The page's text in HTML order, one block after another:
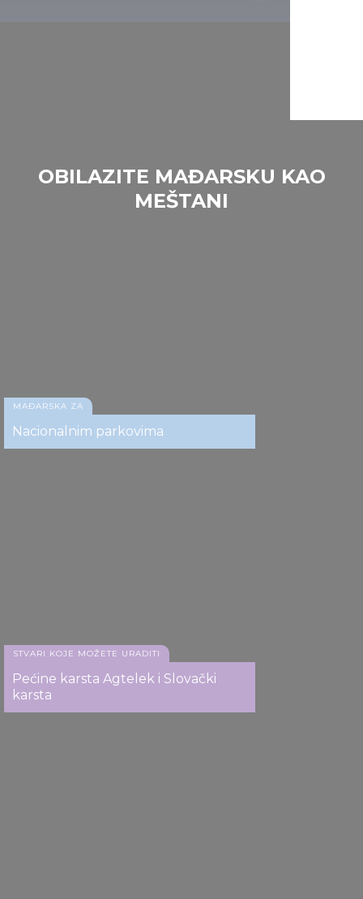
Nacionalnog parka Hortobađ
Nacionalnog parka Hortobađ
Nacionalnog parka Hortobađ
OBILAZITE MAĐARSKU KAO
MEŠTANI
MAĐARSKA ZA
Nacionalnim parkovima
STVARI KOJE MOŽETE URADITI
Pećine karsta Agtelek i Slovački
karsta